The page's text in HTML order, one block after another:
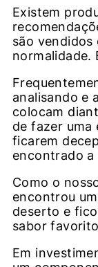
Existem
são vendidos
normalidade.
analisando e
colocam
de fazer uma
ficarem
encontrado
Como o
encontrou
deserto e
sabor
Em